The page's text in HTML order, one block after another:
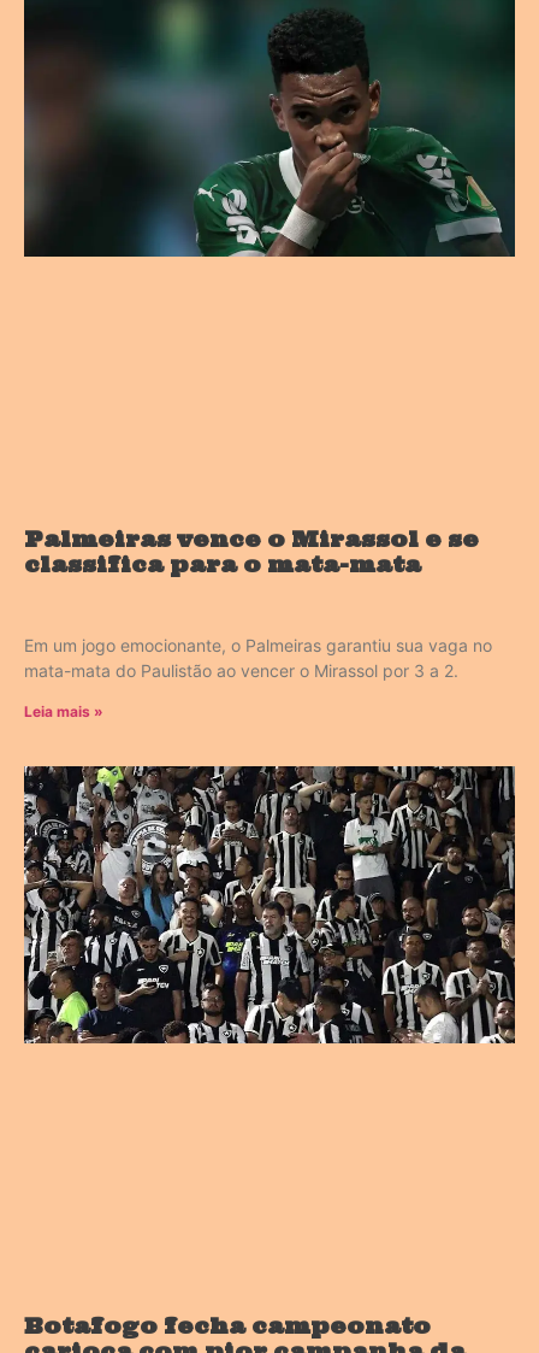
Palmeiras vence o Mirassol e se
classifica para o mata-mata
Em um jogo emocionante, o Palmeiras garantiu sua vaga no
mata-mata do Paulistão ao vencer o Mirassol por 3 a 2.
Leia mais »
Botafogo fecha campeonato